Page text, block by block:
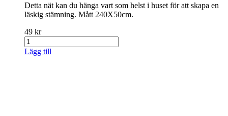
Detta nät kan du hänga vart som helst i huset för att skapa en
läskig stämning. Mått 240X50cm.
49 kr
Lägg till